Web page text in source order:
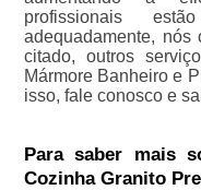
profissionais
adequadamente,
citado, outros
Mármore Banheiro e
isso, fale conosco e
Para saber mais
Cozinha Granito